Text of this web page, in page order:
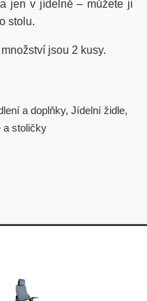
jen v jídelně – můžete ji
stolu.
jsou 2 kusy.
a doplňky, Jídelní židle,
a stoličky